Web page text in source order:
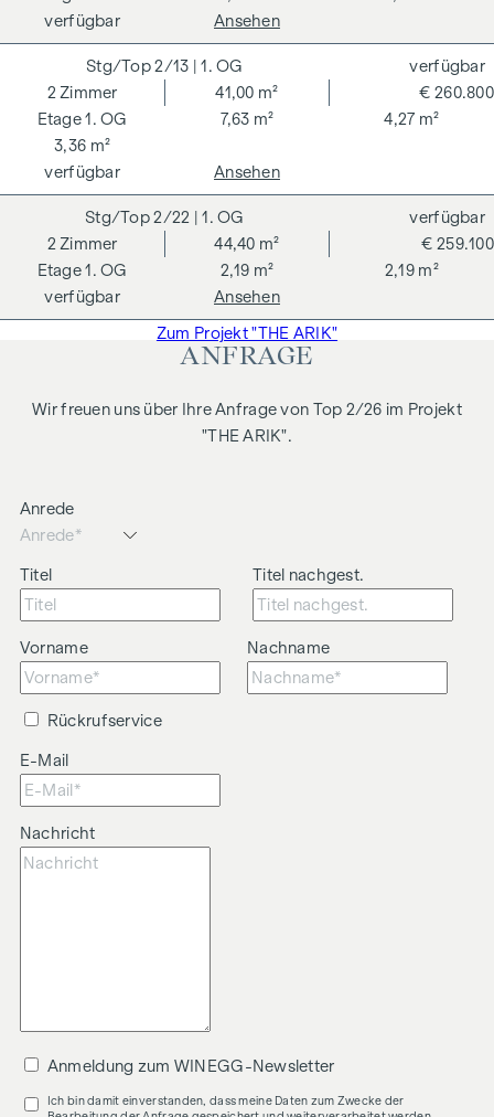
verfügbar
Ansehen
2/13 | 1. OG
1. OG
2 Zimmer
41,00 m²
7,63 m²
4,27 m²
3,36 m²
€ 260.800
verfügbar
verfügbar
Ansehen
2/22 | 1. OG
1. OG
2 Zimmer
44,40 m²
2,19 m²
2,19 m²
€ 259.100
verfügbar
verfügbar
Ansehen
Zum Projekt "THE ARIK"
ANFRAGE
Wir freuen uns über Ihre Anfrage von Top 2/26 im Projekt
"THE ARIK".
Anrede
Titel Titel nachgest.
Vorname Nachname
Rückrufservice
E-Mail
Nachricht
Anmeldung zum WINEGG-Newsletter
Ich bin damit einverstanden, dass meine Daten zum Zwecke der